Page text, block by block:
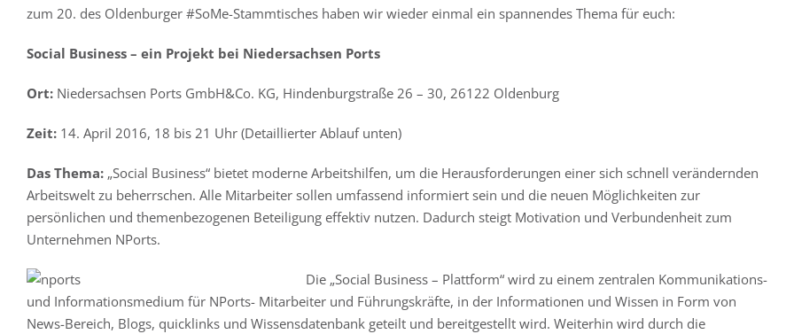
zum 20. des Oldenburger #SoMe-Stammtisches haben wir wieder einmal ein spannendes Thema für euch:
Social Business – ein Projekt bei Niedersachsen Ports
Ort: Niedersachsen Ports GmbH&Co. KG, Hindenburgstraße 26 – 30, 26122 Oldenburg
Zeit: 14. April 2016, 18 bis 21 Uhr (Detaillierter Ablauf unten)
Das Thema: „Social Business“ bietet moderne Arbeitshilfen, um die Herausforderungen einer sich schnell verändernden
Arbeitswelt zu beherrschen. Alle Mitarbeiter sollen umfassend informiert sein und die neuen Möglichkeiten zur
persönlichen und themenbezogenen Beteiligung effektiv nutzen. Dadurch steigt Motivation und Verbundenheit zum
Unternehmen NPorts.
Die „Social Business – Plattform“ wird zu einem zentralen Kommunikations-
und Informationsmedium für NPorts- Mitarbeiter und Führungskräfte, in der Informationen und Wissen in Form von
News-Bereich, Blogs, quicklinks und Wissensdatenbank geteilt und bereitgestellt wird. Weiterhin wird durch die